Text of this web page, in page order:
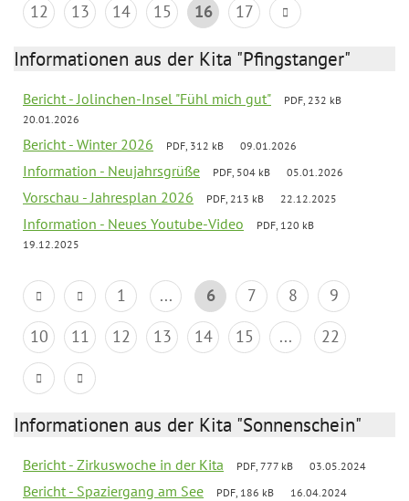
12
13 14 15 16 17
Informationen aus der Kita "Pfingstanger"
Bericht - Jolinchen-Insel "Fühl mich gut"
PDF, 232 kB
20.01.2026
Bericht - Winter 2026 PDF, 312 kB 09.01.2026
Information - Neujahrsgrüße PDF, 504 kB 05.01.2026
Vorschau - Jahresplan 2026 PDF, 213 kB 22.12.2025
Information - Neues Youtube-Video
PDF, 120 kB
19.12.2025
1 ... 6 7 8
9
10
11 12 13 14 15 ... 22
Informationen aus der Kita "Sonnenschein"
Bericht - Zirkuswoche in der Kita PDF, 777 kB 03.05.2024
Bericht - Spaziergang am See PDF, 186 kB 16.04.2024